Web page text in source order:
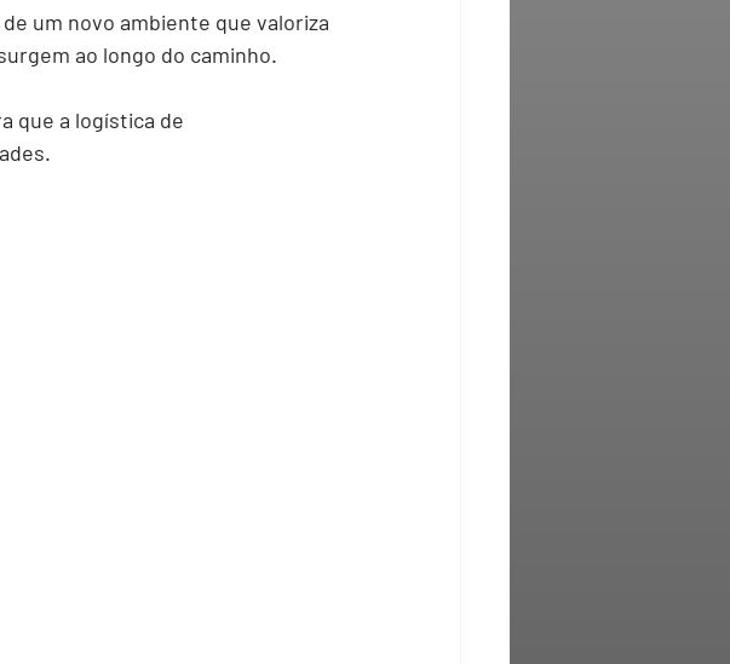
um novo ambiente que valoriza
ao longo do caminho.
que a logística de